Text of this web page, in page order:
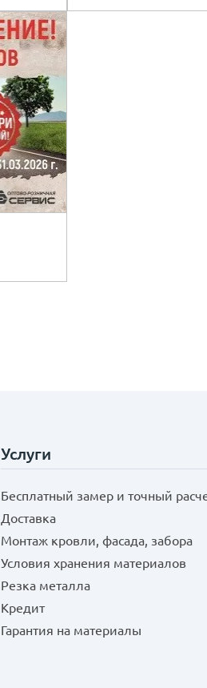
Услуги
Бесплатный замер и точный
Доставка
Монтаж кровли, фасада, забора
Условия хранения материалов
Резка металла
Кредит
Гарантия на материалы